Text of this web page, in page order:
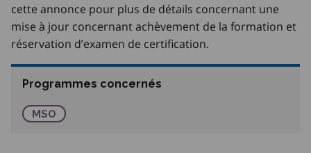
cette annonce pour plus de détails concernant une
mise à jour concernant achèvement de la formation et
réservation d’examen de certification.
Programmes concernés
Métiers spécialisés Ontario
MSO